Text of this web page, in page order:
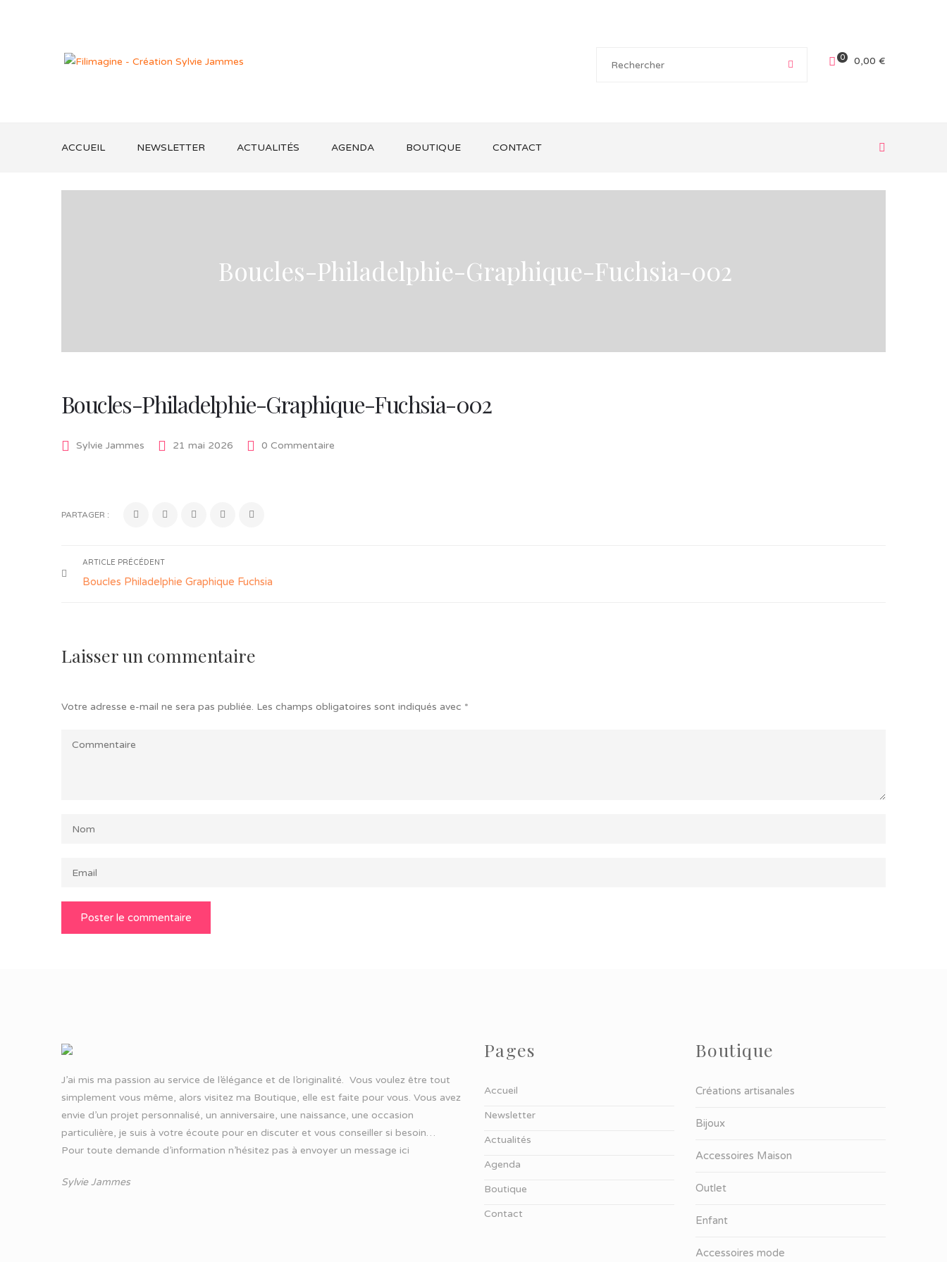
0 0,00 €
ACCUEIL NEWSLETTER ACTUALITÉS AGENDA BOUTIQUE CONTACT
Boucles-Philadelphie-Graphique-Fuchsia-002
Boucles-Philadelphie-Graphique-Fuchsia-002
Sylvie Jammes 21 mai 2026 0 Commentaire
PARTAGER :
ARTICLE PRÉCÉDENT
Boucles Philadelphie Graphique Fuchsia
Laisser un commentaire
Votre adresse e-mail ne sera pas publiée. Les champs obligatoires sont indiqués avec *
J’ai mis ma passion au service de l’élégance et de l’originalité. Vous voulez être tout
simplement vous même, alors visitez ma Boutique, elle est faite pour vous. Vous avez
envie d’un projet personnalisé, un anniversaire, une naissance, une occasion
particulière, je suis à votre écoute pour en discuter et vous conseiller si besoin…
Pour toute demande d’information n’hésitez pas à envoyer un message ici
Sylvie Jammes
Pages
Accueil
Newsletter
Actualités
Agenda
Boutique
Contact
Boutique
Créations artisanales
Bijoux
Accessoires Maison
Outlet
Enfant
Accessoires mode